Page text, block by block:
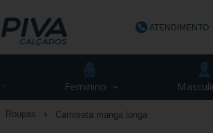
ATENDIMENTO
Feminino
Roupas Camiseta manga longa